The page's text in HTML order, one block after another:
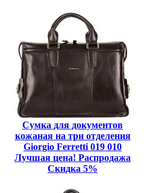
Сумка для документов
кожаная на три отделения
Giorgio Ferretti 019 010
Лучшая цена! Распродажа
Скидка 5%